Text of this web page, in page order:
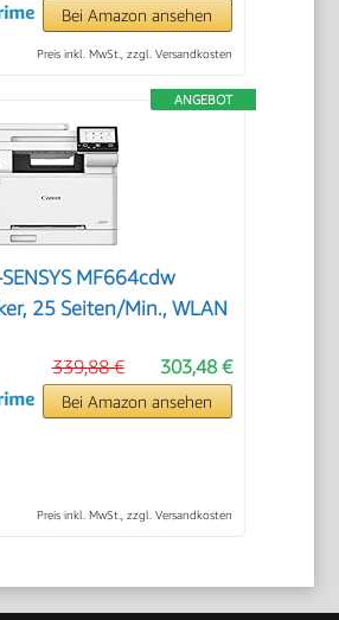
Bei Amazon ansehen
Preis inkl. MwSt., zzgl. Versandkosten
ANGEBOT
MF664cdw
25 Seiten/Min., WLAN
303,48 €
339,88 €
Bei Amazon ansehen
Preis inkl. MwSt., zzgl. Versandkosten